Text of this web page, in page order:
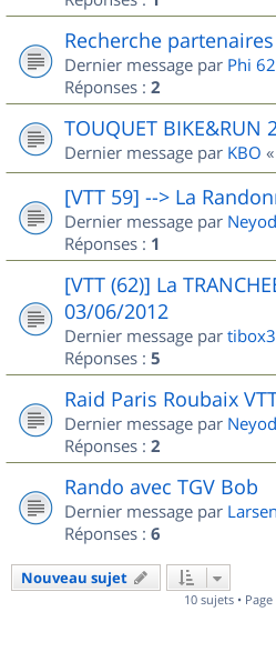
Recherche partenaires
Dernier message par Phi 62
Réponses : 2
TOUQUET BIKE&RUN
Dernier message par KBO «
[VTT 59] --> La
Dernier message par
Réponses : 1
[VTT (62)] La
03/06/2012
Dernier message par
Réponses : 5
Raid Paris Roubaix
Dernier message par
Réponses : 2
Rando avec TGV Bob
Dernier message par Larsen
Réponses : 6
Nouveau sujet
10 sujets • Page